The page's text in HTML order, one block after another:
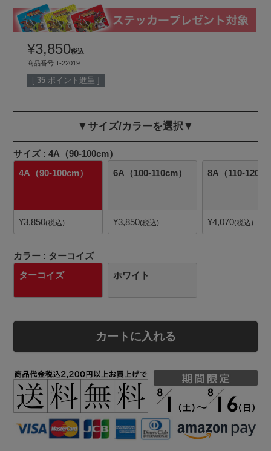
¥3,850税込
商品番号 T-22019
[ 35 ポイント進呈 ]
▼サイズ/カラーを選択▼
サイズ
4A（90-100cm）
4A（90-100cm）
¥3,850 税込
6A（100-110cm）
¥3,850 税込
8A（110-
¥4,070 税込
カラー
ターコイズ
ターコイズ
ホワイト
カートに入れる